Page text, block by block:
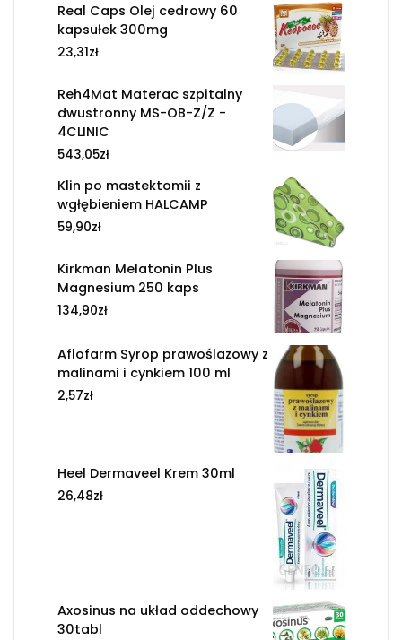
Real Caps Olej cedrowy 60
kapsułek 300mg
23,31zł
Reh4Mat Materac szpitalny
dwustronny MS-OB-Z/Z -
4CLINIC
543,05zł
Klin po mastektomii z
wgłębieniem HALCAMP
59,90zł
Kirkman Melatonin Plus
Magnesium 250 kaps
134,90zł
Aflofarm Syrop prawoślazowy z
malinami i cynkiem 100 ml
2,57zł
Heel Dermaveel Krem 30ml
26,48zł
Axosinus na układ oddechowy
30tabl